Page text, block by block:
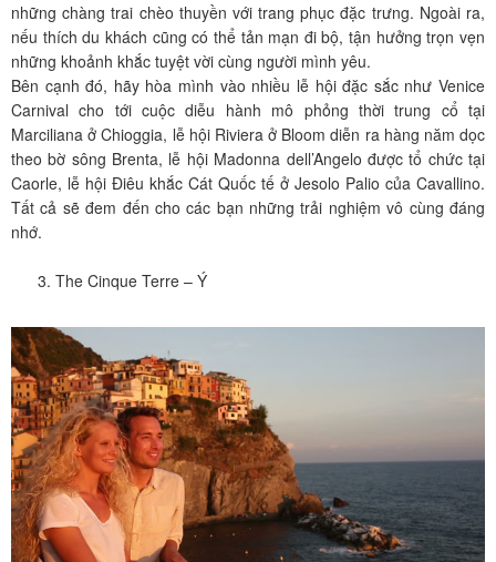
những chàng trai chèo thuyền với trang phục đặc trưng. Ngoài ra,
nếu thích du khách cũng có thể tản mạn đi bộ, tận hưởng trọn vẹn
những khoảnh khắc tuyệt vời cùng người mình yêu.
Bên cạnh đó, hãy hòa mình vào nhiều lễ hội đặc sắc như Venice
Carnival cho tới cuộc diễu hành mô phỏng thời trung cổ tại
Marciliana ở Chioggia, lễ hội Riviera ở Bloom diễn ra hàng năm dọc
theo bờ sông Brenta, lễ hội Madonna dell’Angelo được tổ chức tại
Caorle, lễ hội Điêu khắc Cát Quốc tế ở Jesolo Palio của Cavallino.
Tất cả sẽ đem đến cho các bạn những trải nghiệm vô cùng đáng
nhớ.
The Cinque Terre – Ý